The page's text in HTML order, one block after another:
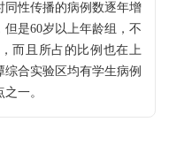
同性传播的病例数逐年增
是60岁以上年龄组，不
而且所占的比例也在上
合实验区均有学生病例
一。